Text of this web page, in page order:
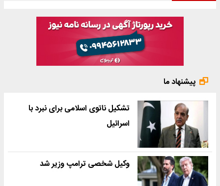
پیشنهاد ما
تشکیل ناتوی اسلامی برای نبرد با
اسرائیل
وکیل شخصی ترامپ وزیر شد